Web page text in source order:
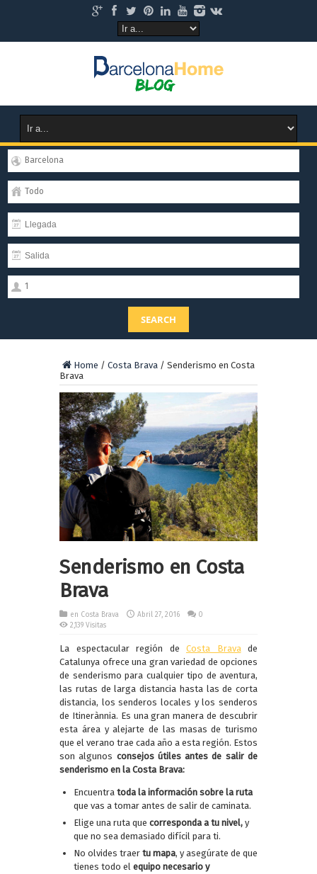
Barcelona
Todo
1
SEARCH
Home / Costa Brava / Senderismo en Costa
Brava
Senderismo en Costa
Brava
en Costa Brava Abril 27, 2016
0
2,139 Visitas
La espectacular región de Costa Bravade
Catalunya ofrece una gran variedad de opciones
de senderismo para cualquier tipo de aventura,
las rutas de larga distancia hasta las de corta
distancia, los senderos locales y los senderos
de Itinerànnia. Es una gran manera de descubrir
esta área y alejarte de las masas de turismo
que el verano trae cada año a esta región. Estos
son algunos consejos útiles antes de salir de
senderismo en la Costa Brava:
Encuentra toda la información sobre la ruta
que vas a tomar antes de salir de caminata.
Elige una ruta que corresponda a tu nivel, y
que no sea demasiado difícil para ti.
No olvides traer tu mapa, y asegúrate de que
tienes todo el equipo necesario y